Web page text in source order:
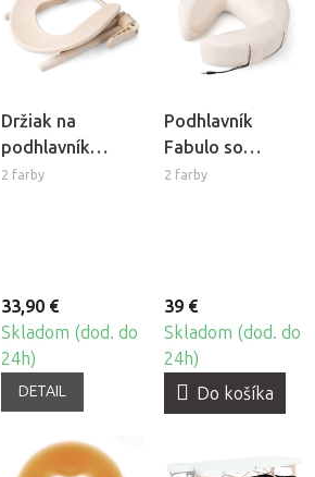
Držiak na
podhlavník
Fabulo Ergo k
2 farby
33,90 €
Skladom (dod. do
24h)
DETAIL
Podhlavník
Fabulo so
zabudovaným
2 farby
39 €
Skladom (dod. do
24h)
Do košíka